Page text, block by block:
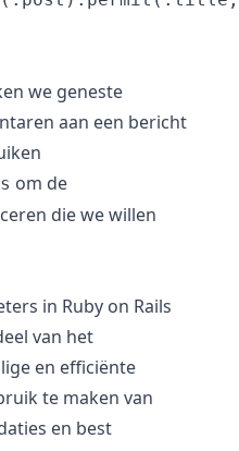
we geneste
aan een bericht
om de
die we willen
in Ruby on Rails
van het
en efficiënte
te maken van
en best